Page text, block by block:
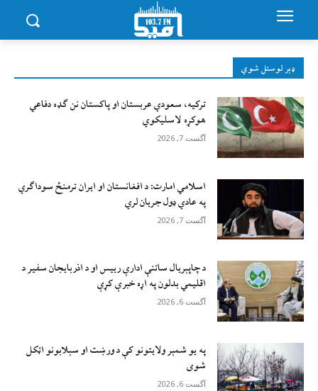
ډېر لوستل شوي
ترکیه، سعودي عربستان او پاکستان نن ګډه دفاعي
هوکړه لاسلیکوي
آگست 7, 2026
اسلامي امارت: د افغانستان او ایران ترمنځ سوداګري
په عادي ډول جریان لري
آگست 7, 2026
د چاپېریال ساتنې ادارې رییس او د اذربایجان سفیر د
اقلیمي بدلون په اړه خبرې کړې
آگست 6, 2026
په یو شمېر ولایتونو کې د ورښت او سېلابونو اټکل
شوی
آگست 6, 2026